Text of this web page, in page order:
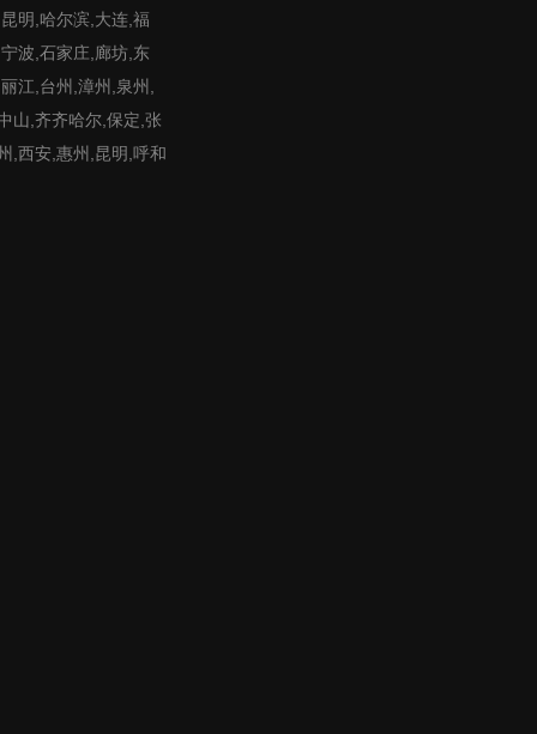
明,哈尔滨,大连,福
波,石家庄,廊坊,东
江,台州,漳州,泉州,
山,齐齐哈尔,保定,张
,西安,惠州,昆明,呼和